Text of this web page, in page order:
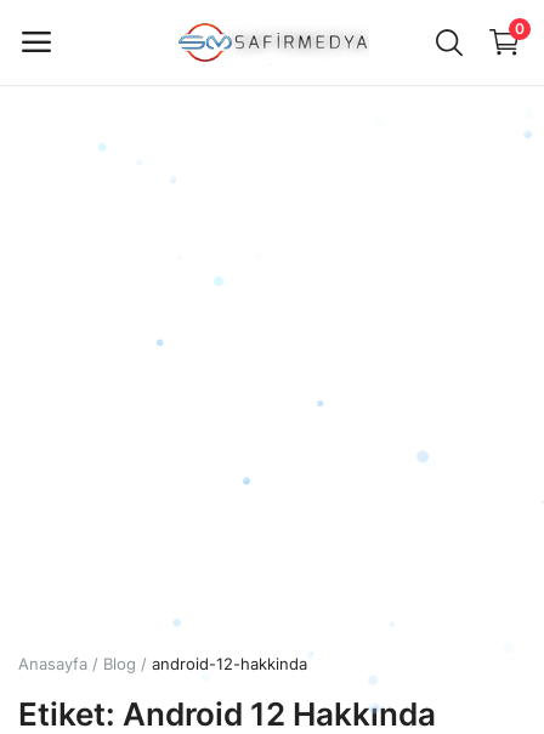
0
Türkçe TRY (₺)
Anasayfa Blog android-12-hakkinda
Etiket: Android 12 Hakkında